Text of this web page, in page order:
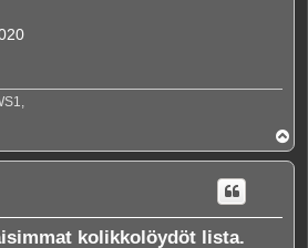
l
ö
kolikkolöydöt lista.